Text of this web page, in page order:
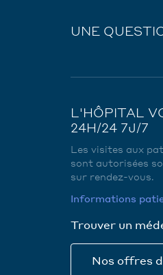
UNE
L'HÔPITAL
24H/24 7J/7
Les visites aux
sont autorisées
sur rendez-vous.
Informations
Trouver un
Nos offres